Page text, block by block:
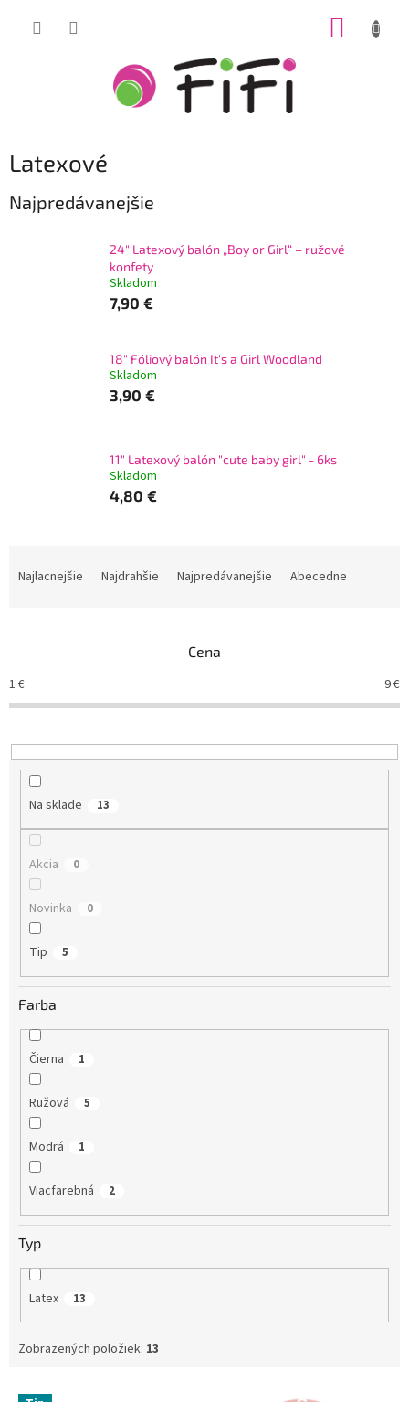
Latexové
Najpredávanejšie
24" Latexový balón „Boy or Girl“ – ružové
konfety
Skladom
7,90 €
18" Fóliový balón It's a Girl Woodland
Skladom
3,90 €
11" Latexový balón "cute baby girl" - 6ks
Skladom
4,80 €
e
p
r
d
Najlacnejšie Najdrahšie Najpredávanejšie Abecedne
Cena
1 € 9€
Na sklade 13
Akcia 0
Novinka 0
Tip 5
Farba
Čierna 1
Ružová 5
Modrá 1
Viacfarebná 2
Typ
Latex 13
Zobrazených položiek: 13
V